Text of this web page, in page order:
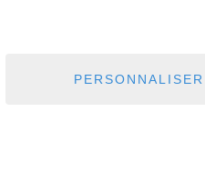
PERSONNALISER